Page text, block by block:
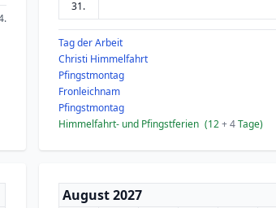
31.
Tag der Arbeit
Christi Himmelfahrt
Pfingstmontag
Fronleichnam
Pfingstmontag
Himmelfahrt- und Pfingstferien (12+ 4Tage)
August 2027